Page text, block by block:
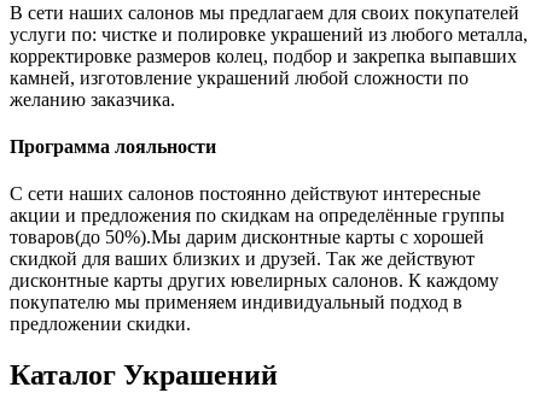
В сети наших салонов мы предлагаем для своих покупателей
услуги по: чистке и полировке украшений из любого металла,
корректировке размеров колец, подбор и закрепка выпавших
камней, изготовление украшений любой сложности по
желанию заказчика.
Программа лояльности
С сети наших салонов постоянно действуют интересные
акции и предложения по скидкам на определённые группы
товаров(до 50%).Мы дарим дисконтные карты с хорошей
скидкой для ваших близких и друзей. Так же действуют
дисконтные карты других ювелирных салонов. К каждому
покупателю мы применяем индивидуальный подход в
предложении скидки.
Каталог Украшений